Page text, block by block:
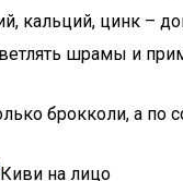
кальций, цинк –
шрамы и
брокколи, а